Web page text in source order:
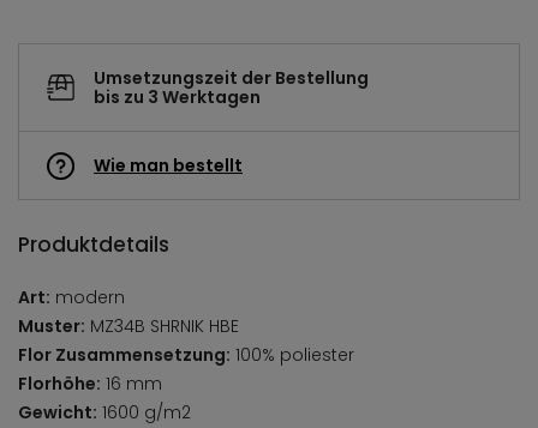
Umsetzungszeit der Bestellung
bis zu 3 Werktagen
Wie man bestellt
Produktdetails
Art: modern
Muster: MZ34B SHRNIK HBE
Flor Zusammensetzung: 100% poliester
Florhöhe: 16 mm
Gewicht: 1600 g/m2